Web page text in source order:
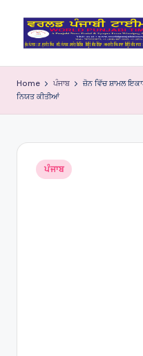
o
rl
Home ਪੰਜਾਬ
ਜ਼ੋਨ ਵਿੱਚ ਸ਼ਾਮਲ
ਨਿਯਤ ਕੀਤੀਆਂ
Posted
in
ਪੰਜਾਬ